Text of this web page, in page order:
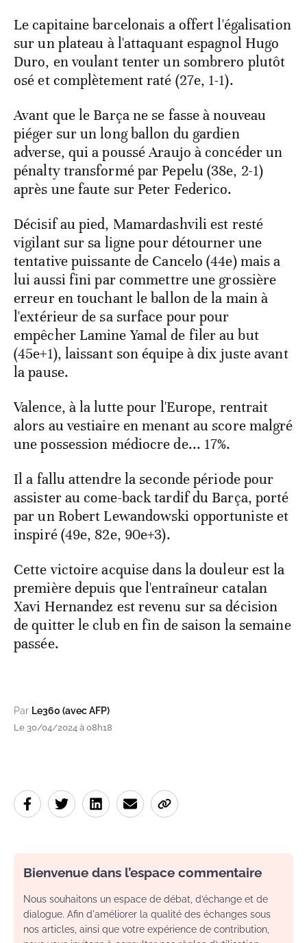
Le capitaine barcelonais a offert l'égalisation
sur un plateau à l'attaquant espagnol Hugo
Duro, en voulant tenter un sombrero plutôt
osé et complètement raté (27e, 1-1).
Avant que le Barça ne se fasse à nouveau
piéger sur un long ballon du gardien
adverse, qui a poussé Araujo à concéder un
pénalty transformé par Pepelu (38e, 2-1)
après une faute sur Peter Federico.
Décisif au pied, Mamardashvili est resté
vigilant sur sa ligne pour détourner une
tentative puissante de Cancelo (44e) mais a
lui aussi fini par commettre une grossière
erreur en touchant le ballon de la main à
l'extérieur de sa surface pour pour
empêcher Lamine Yamal de filer au but
(45e+1), laissant son équipe à dix juste avant
la pause.
Valence, à la lutte pour l'Europe, rentrait
alors au vestiaire en menant au score malgré
une possession médiocre de... 17%.
Il a fallu attendre la seconde période pour
assister au come-back tardif du Barça, porté
par un Robert Lewandowski opportuniste et
inspiré (49e, 82e, 90e+3).
Cette victoire acquise dans la douleur est la
première depuis que l'entraîneur catalan
Xavi Hernandez est revenu sur sa décision
de quitter le club en fin de saison la semaine
passée.
Par Le360 (avec AFP)
Le 30/04/2024 à 08h18
Bienvenue dans l’espace commentaire
Nous souhaitons un espace de débat, d’échange et de
dialogue. Afin d'améliorer la qualité des échanges sous
nos articles, ainsi que votre expérience de contribution,